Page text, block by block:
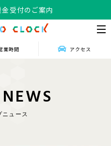
金受付のご案内
業時間 アクセス
NEWS
ニュース